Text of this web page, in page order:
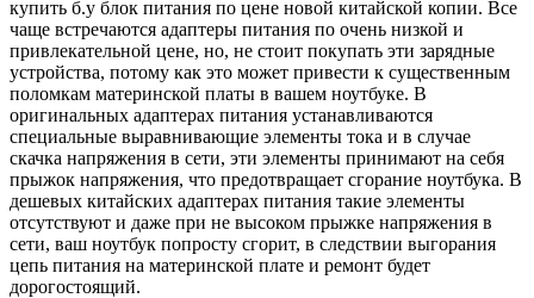
купить б.у блок питания по цене новой китайской копии. Все
чаще встречаются адаптеры питания по очень низкой и
привлекательной цене, но, не стоит покупать эти зарядные
устройства, потому как это может привести к существенным
поломкам материнской платы в вашем ноутбуке. В
оригинальных адаптерах питания устанавливаются
специальные выравнивающие элементы тока и в случае
скачка напряжения в сети, эти элементы принимают на себя
прыжок напряжения, что предотвращает сгорание ноутбука. В
дешевых китайских адаптерах питания такие элементы
отсутствуют и даже при не высоком прыжке напряжения в
сети, ваш ноутбук попросту сгорит, в следствии выгорания
цепь питания на материнской плате и ремонт будет
дорогостоящий.